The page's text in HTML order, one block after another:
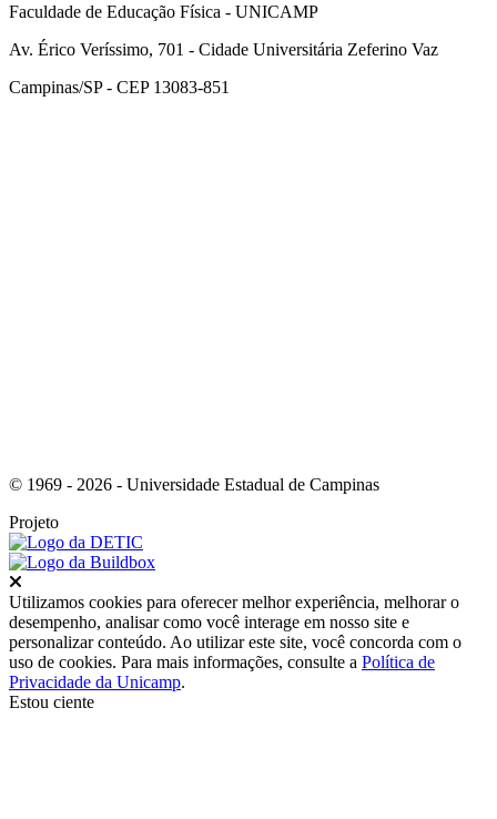
Faculdade de Educação Física - UNICAMP
Av. Érico Veríssimo, 701 - Cidade Universitária Zeferino Vaz
Campinas/SP - CEP 13083-851
© 1969 - 2026 - Universidade Estadual de Campinas
Projeto
Utilizamos cookies para oferecer melhor experiência, melhorar o
desempenho, analisar como você interage em nosso site e
personalizar conteúdo. Ao utilizar este site, você concorda com o
uso de cookies. Para mais informações, consulte a Política de
Privacidade da Unicamp.
Estou ciente